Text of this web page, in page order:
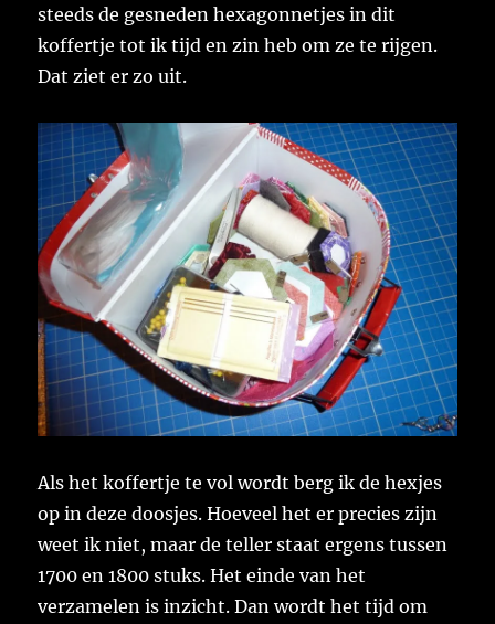
steeds de gesneden hexagonnetjes in dit
koffertje tot ik tijd en zin heb om ze te rijgen.
Dat ziet er zo uit.
Als het koffertje te vol wordt berg ik de hexjes
op in deze doosjes. Hoeveel het er precies zijn
weet ik niet, maar de teller staat ergens tussen
1700 en 1800 stuks. Het einde van het
verzamelen is inzicht. Dan wordt het tijd om